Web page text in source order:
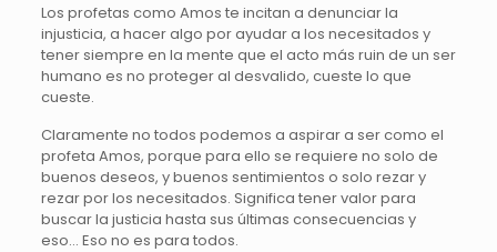
Los profetas como Amos te incitan a denunciar la
injusticia, a hacer algo por ayudar a los necesitados y
tener siempre en la mente que el acto más ruin de un ser
humano es no proteger al desvalido, cueste lo que
cueste.
Claramente no todos podemos a aspirar a ser como el
profeta Amos, porque para ello se requiere no solo de
buenos deseos, y buenos sentimientos o solo rezar y
rezar por los necesitados. Significa tener valor para
buscar la justicia hasta sus últimas consecuencias y
eso… Eso no es para todos.